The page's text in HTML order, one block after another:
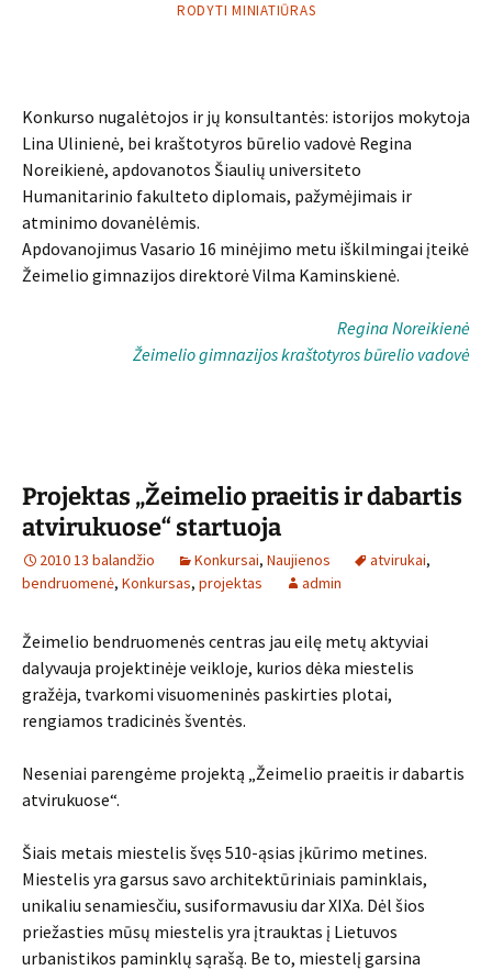
RODYTI MINIATIŪRAS
Konkurso nugalėtojos ir jų konsultantės: istorijos mokytoja
Lina Ulinienė, bei kraštotyros būrelio vadovė Regina
Noreikienė, apdovanotos Šiaulių universiteto
Humanitarinio fakulteto diplomais, pažymėjimais ir
atminimo dovanėlėmis.
Apdovanojimus Vasario 16 minėjimo metu iškilmingai įteikė
Žeimelio gimnazijos direktorė Vilma Kaminskienė.
Regina Noreikienė
Žeimelio gimnazijos kraštotyros būrelio vadovė
Projektas „Žeimelio praeitis ir dabartis
atvirukuose“ startuoja
2010 13 balandžio Konkursai, Naujienos atvirukai,
bendruomenė, Konkursas, projektas admin
Žeimelio bendruomenės centras jau eilę metų aktyviai
dalyvauja projektinėje veikloje, kurios dėka miestelis
gražėja, tvarkomi visuomeninės paskirties plotai,
rengiamos tradicinės šventės.
Neseniai parengėme projektą „Žeimelio praeitis ir dabartis
atvirukuose“.
Šiais metais miestelis švęs 510-ąsias įkūrimo metines.
Miestelis yra garsus savo architektūriniais paminklais,
unikaliu senamiesčiu, susiformavusiu dar XIXa. Dėl šios
priežasties mūsų miestelis yra įtrauktas į Lietuvos
urbanistikos paminklų sąrašą. Be to, miestelį garsina